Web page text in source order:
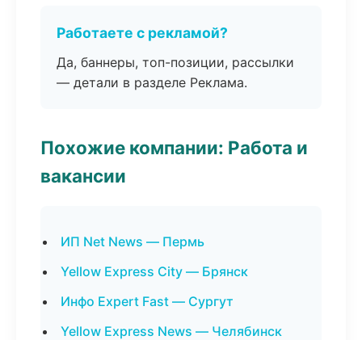
Работаете с рекламой?
Да, баннеры, топ-позиции, рассылки
— детали в разделе Реклама.
Похожие компании: Работа и
вакансии
ИП Net News — Пермь
Yellow Express City — Брянск
Инфо Expert Fast — Сургут
Yellow Express News — Челябинск